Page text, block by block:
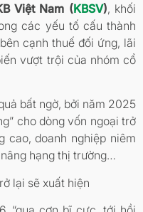
Việt Nam (KBSV), khối
các yếu tố cấu thành
cạnh thuế đối ứng, lãi
vượt trội của nhóm cổ
bất ngờ, bởi năm 2025
cho dòng vốn ngoại trở
cao, doanh nghiệp niêm
hạng thị trường…
lại sẽ xuất hiện